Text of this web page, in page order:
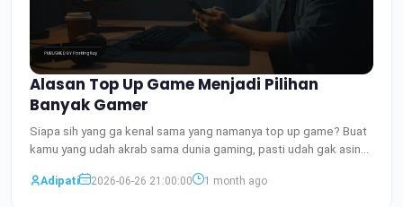
Alasan Top Up Game Menjadi Pilihan
Banyak Gamer
Siapa sih yang ga kenal sama yang namanya top up game? Buat
kamu yang udah akrab sama dunia gaming, pasti udah gak asing
Adipati
2026-06-26 21:00:00 1 month ago